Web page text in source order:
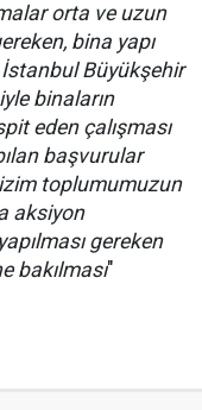
orta ve uzun
bina yapı
Büyükşehir
binaların
eden çalışması
başvurular
toplumumuzun
aksiyon
gereken
bakılması"